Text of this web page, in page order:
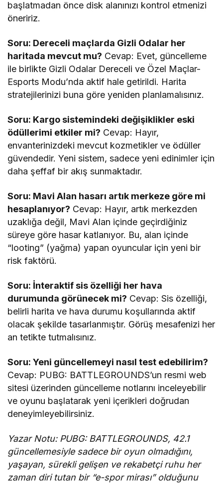
başlatmadan önce disk alanınızı kontrol etmenizi
öneririz.
Soru: Dereceli maçlarda Gizli Odalar her
haritada mevcut mu? Cevap: Evet, güncelleme
ile birlikte Gizli Odalar Dereceli ve Özel Maçlar-
Esports Modu’nda aktif hale getirildi. Harita
stratejilerinizi buna göre yeniden planlamalısınız.
Soru: Kargo sistemindeki değişiklikler eski
ödüllerimi etkiler mi? Cevap: Hayır,
envanterinizdeki mevcut kozmetikler ve ödüller
güvendedir. Yeni sistem, sadece yeni edinimler için
daha şeffaf bir akış sunmaktadır.
Soru: Mavi Alan hasarı artık merkeze göre mi
hesaplanıyor? Cevap: Hayır, artık merkezden
uzaklığa değil, Mavi Alan içinde geçirdiğiniz
süreye göre hasar katlanıyor. Bu, alan içinde
“looting” (yağma) yapan oyuncular için yeni bir
risk faktörü.
Soru: İnteraktif sis özelliği her hava
durumunda görünecek mi? Cevap: Sis özelliği,
belirli harita ve hava durumu koşullarında aktif
olacak şekilde tasarlanmıştır. Görüş mesafenizi her
an tetikte tutmalısınız.
Soru: Yeni güncellemeyi nasıl test edebilirim?
Cevap: PUBG: BATTLEGROUNDS’un resmi web
sitesi üzerinden güncelleme notlarını inceleyebilir
ve oyunu başlatarak yeni içerikleri doğrudan
deneyimleyebilirsiniz.
Yazar Notu: PUBG: BATTLEGROUNDS, 42.1
güncellemesiyle sadece bir oyun olmadığını,
yaşayan, sürekli gelişen ve rekabetçi ruhu her
zaman diri tutan bir “e-spor mirası” olduğunu